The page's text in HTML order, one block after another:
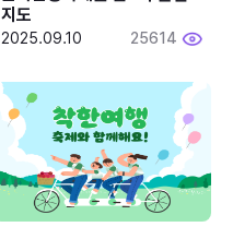
지도
2025.09.10 25614